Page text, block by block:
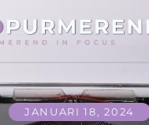
JANUARI 18, 2024